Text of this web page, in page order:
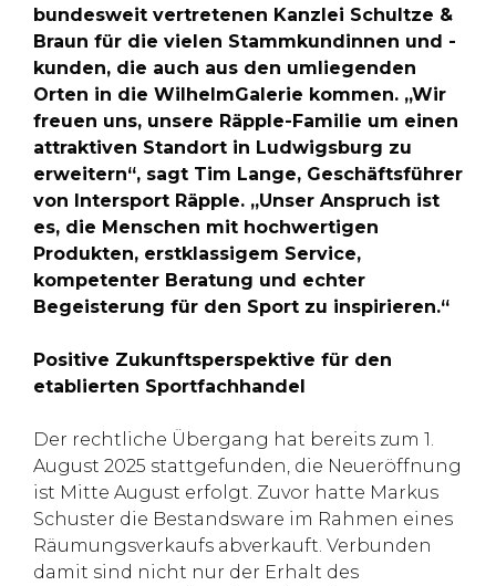
bundesweit vertretenen Kanzlei Schultze &
Braun für die vielen Stammkundinnen und -
kunden, die auch aus den umliegenden
Orten in die WilhelmGalerie kommen. „Wir
freuen uns, unsere Räpple-Familie um einen
attraktiven Standort in Ludwigsburg zu
erweitern“, sagt Tim Lange, Geschäftsführer
von Intersport Räpple. „Unser Anspruch ist
es, die Menschen mit hochwertigen
Produkten, erstklassigem Service,
kompetenter Beratung und echter
Begeisterung für den Sport zu inspirieren.“
Positive Zukunftsperspektive für den
etablierten Sportfachhandel
Der rechtliche Übergang hat bereits zum 1.
August 2025 stattgefunden, die Neueröffnung
ist Mitte August erfolgt. Zuvor hatte Markus
Schuster die Bestandsware im Rahmen eines
Räumungsverkaufs abverkauft. Verbunden
damit sind nicht nur der Erhalt des